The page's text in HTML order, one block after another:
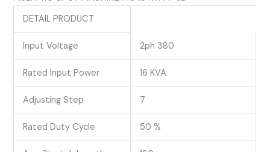
DETAIL PRODUCT
Input Voltage 2ph 380
Rated Input Power 16 KVA
Adjusting Step 7
Rated Duty Cycle 50 %